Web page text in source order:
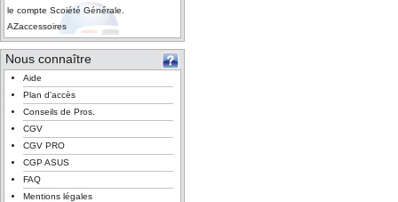
le compte Scoiété Générale.
AZaccessoires
Nous connaître
Aide
Plan d'accès
Conseils de Pros.
CGV
CGV PRO
CGP ASUS
FAQ
Mentions légales